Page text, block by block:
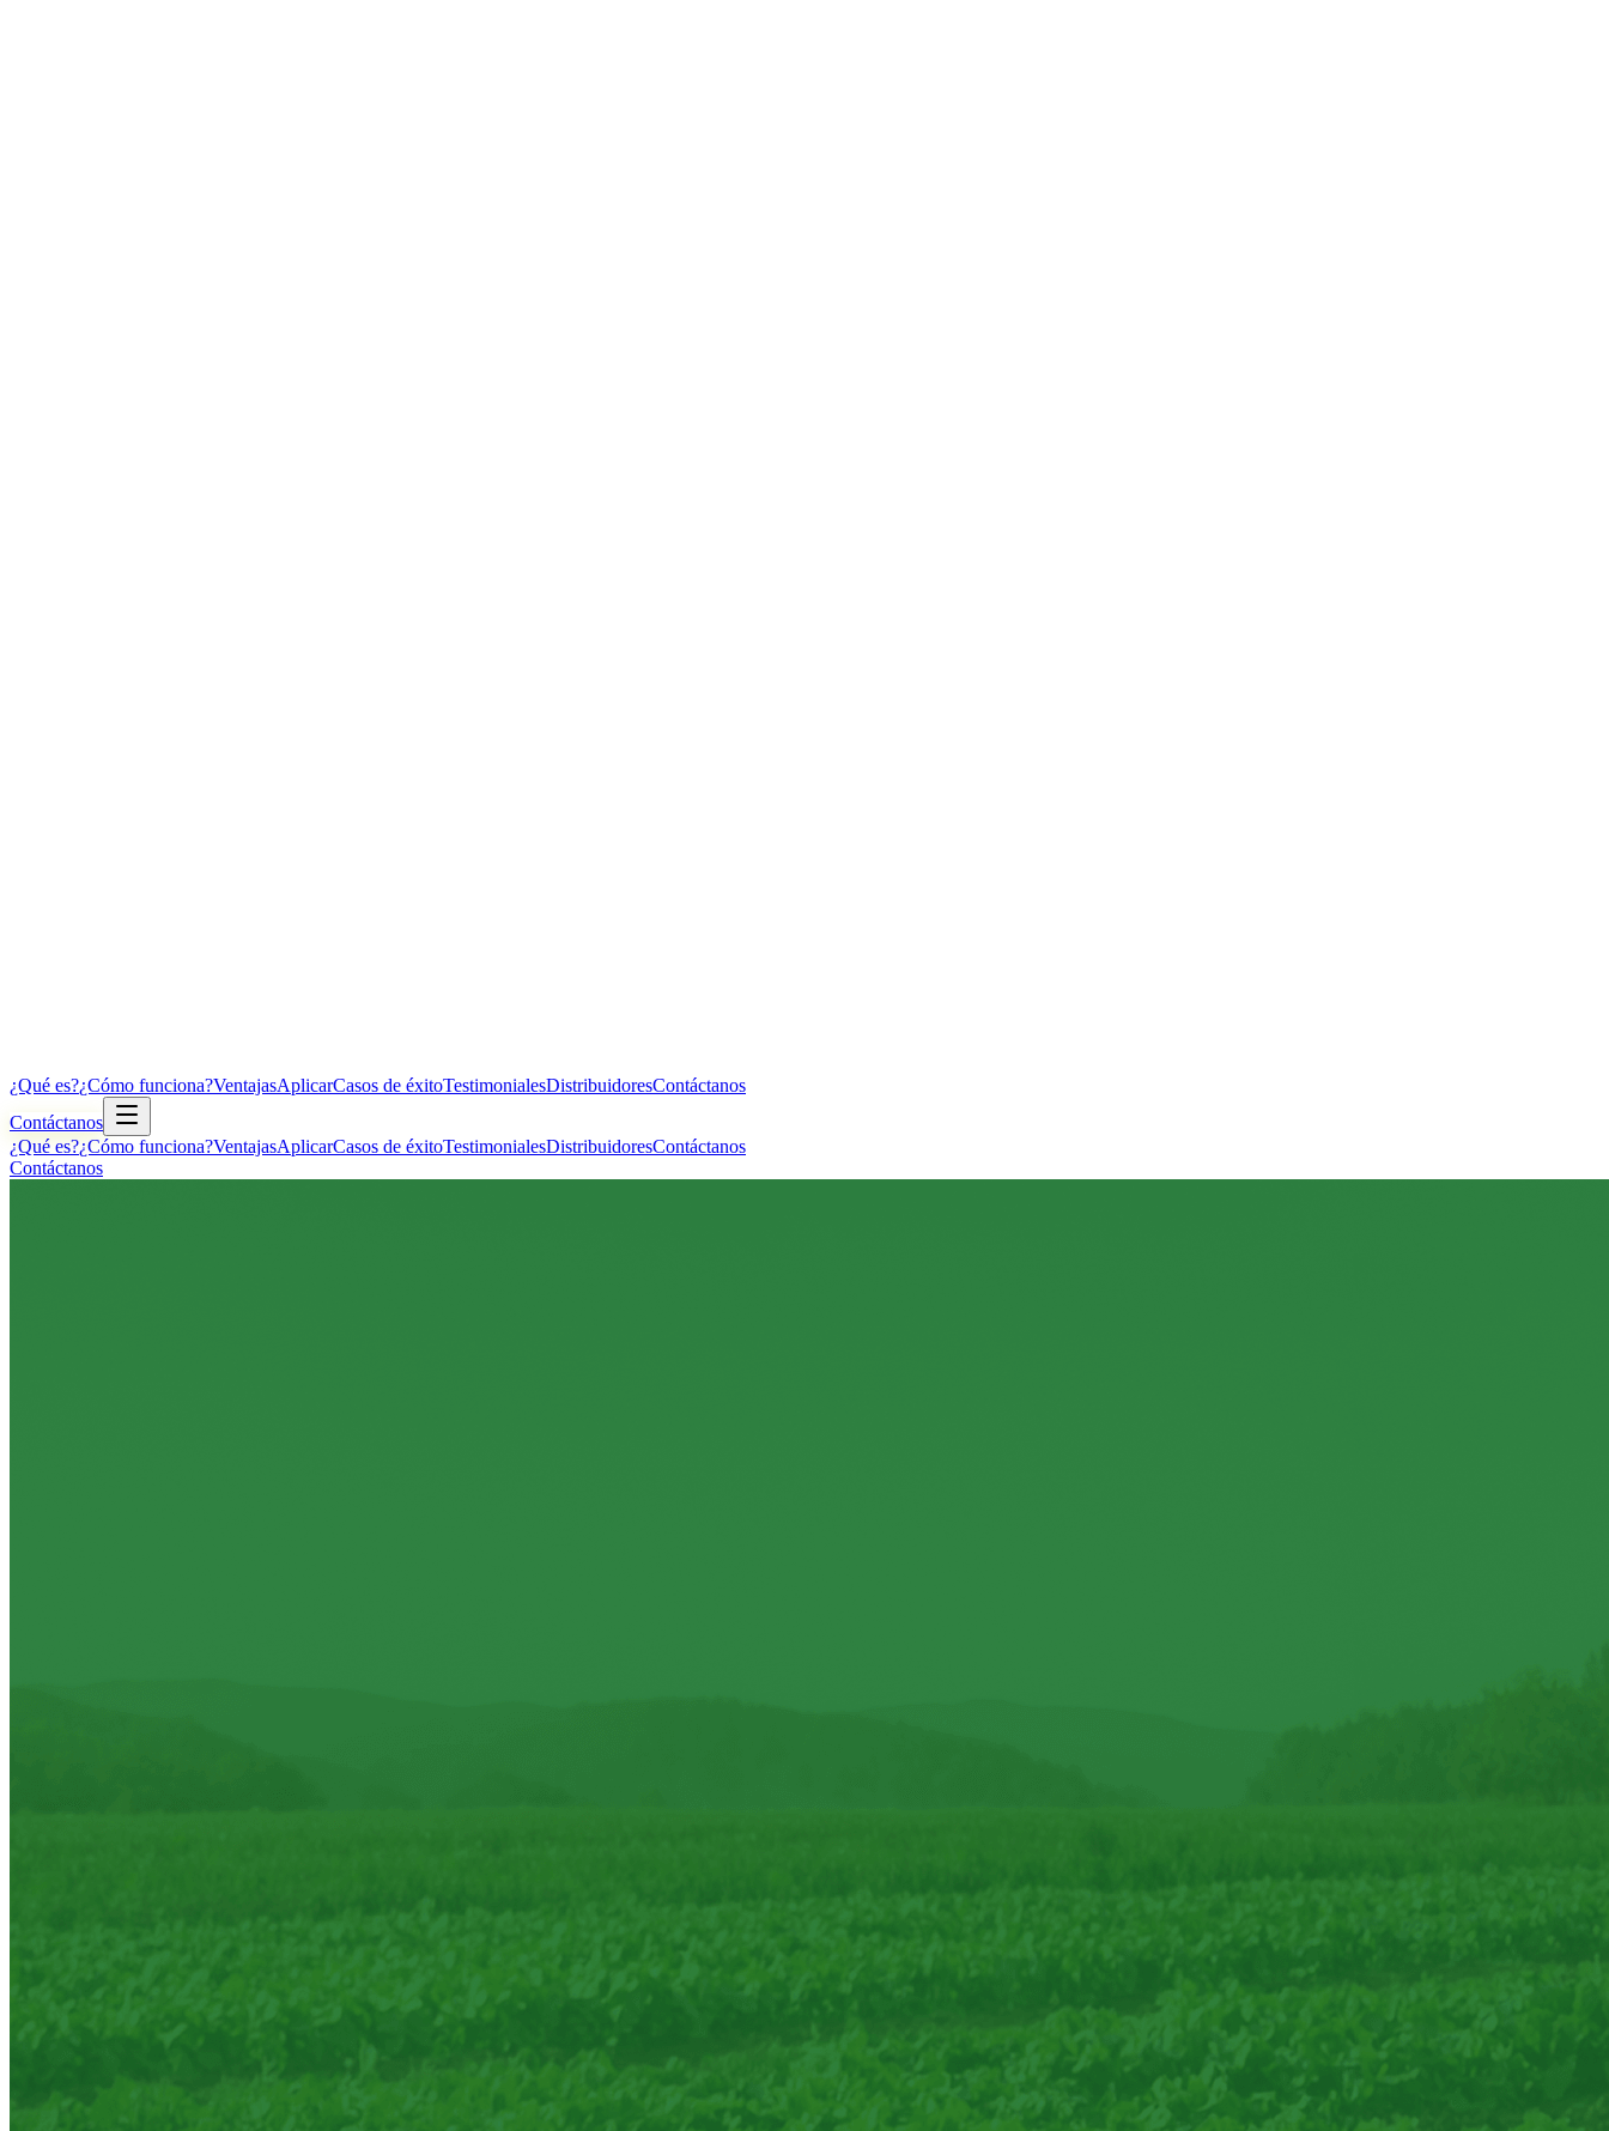
¿Qué es?¿Cómo funciona?VentajasAplicarCasos de éxitoTestimonialesDistribuidoresContáctanos
Contáctanos
¿Qué es?¿Cómo funciona?VentajasAplicarCasos de éxitoTestimonialesDistribuidoresContáctanos
Contáctanos